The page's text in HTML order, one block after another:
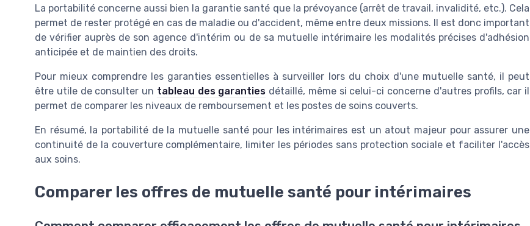
La portabilité concerne aussi bien la garantie santé que la prévoyance (arrêt de travail, invalidité, etc.). Cela
permet de rester protégé en cas de maladie ou d'accident, même entre deux missions. Il est donc important
de vérifier auprès de son agence d'intérim ou de sa mutuelle intérimaire les modalités précises d'adhésion
anticipée et de maintien des droits.
Pour mieux comprendre les garanties essentielles à surveiller lors du choix d'une mutuelle santé, il peut
être utile de consulter un tableau des garanties détaillé, même si celui-ci concerne d'autres profils, car il
permet de comparer les niveaux de remboursement et les postes de soins couverts.
En résumé, la portabilité de la mutuelle santé pour les intérimaires est un atout majeur pour assurer une
continuité de la couverture complémentaire, limiter les périodes sans protection sociale et faciliter l'accès
aux soins.
Comparer les offres de mutuelle santé pour intérimaires